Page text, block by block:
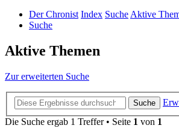
Der Chronist Index SucheAktive
Suche
Aktive Themen
Zur erweiterten Suche
Suche
Die Suche ergab 1 Treffer • Seite 1 von 1